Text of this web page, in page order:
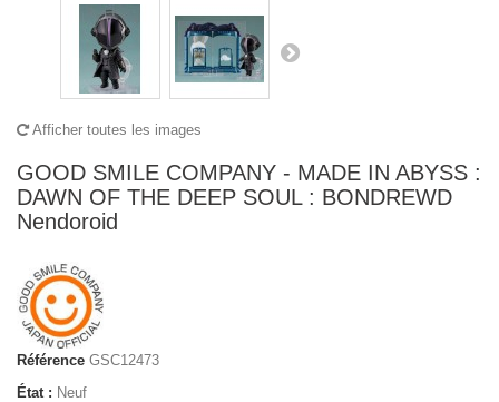
Afficher toutes les images
GOOD SMILE COMPANY - MADE IN ABYSS :
DAWN OF THE DEEP SOUL : BONDREWD
Nendoroid
Référence GSC12473
État : Neuf